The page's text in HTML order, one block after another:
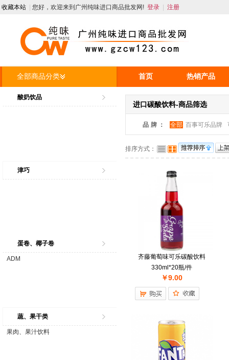
收藏本站 您好，欢迎来到广州纯味进口商品批发网! 登录 注册
全部商品分类
酸奶饮品
津巧
蛋卷、椰子卷
ADM
蔬、果干类
果肉、果汁饮料
首页 热销产品
人才招聘 资讯
进口碳酸饮料-商品筛选
品牌： 全部 百事可乐品牌
排序方式：
齐藤葡萄味可乐碳酸饮料
330ml*20瓶/件
￥9.00